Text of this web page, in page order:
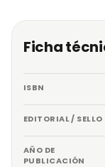
Ficha
ISBN
EDITORIAL / SELLO
AÑO DE
PUBLICACIÓN